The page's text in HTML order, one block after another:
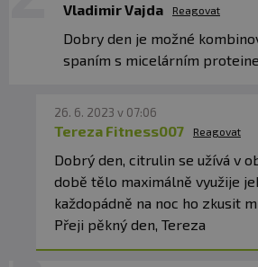
Vladimir Vajda Reagovat
Dobry den je možné
spaním s micelárním
26. 6. 2023 v 07:06
Tereza Fitness007 Reagovat
Dobrý den, citrulin se užívá v
době tělo maximálně využije
každopádně na noc ho zkusit
Přeji pěkný den, Tereza